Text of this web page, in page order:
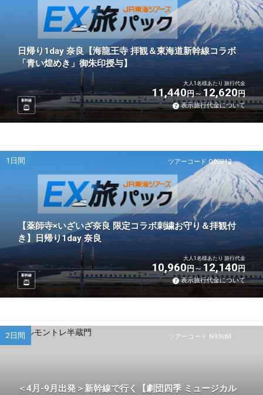
日帰り1day 奈良【海龍王寺 拝観＆東海道新幹線コラボ
「青い煌めき」御朱印授与】
新幹線
大人1名様あたり 旅行代金
11,440円 12,620円
表示旅行代金について
ツアーコード Q02B12
1日間
【薬師寺×いざいざ奈良 限定コラボ刺繍お守り＆拝観付
き】日帰り1day 奈良
新幹線
大人1名様あたり 旅行代金
10,960円 12,140円
表示旅行代金について
ツアーコード N93684
2日間
＜4月-9月出発＞新幹線で行く【劇団四季 ミュージカル